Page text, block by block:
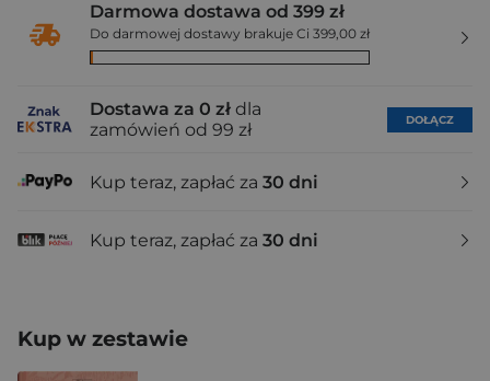
Darmowa dostawa od 399 zł
Do darmowej dostawy brakuje Ci 399,00 zł
Dostawa za 0 zł dla
zamówień od 99 zł
DOŁĄCZ
Kup teraz, zapłać za 30 dni
Kup teraz, zapłać za 30 dni
Kup w zestawie